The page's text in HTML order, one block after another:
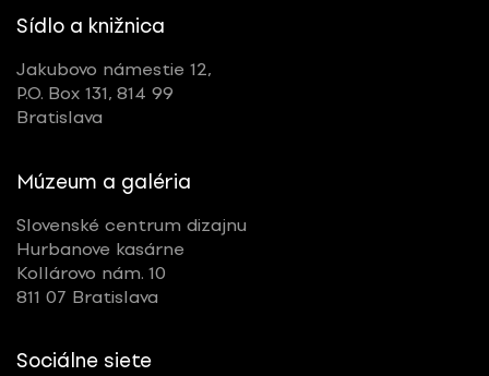
Sídlo a knižnica
Jakubovo námestie 12,
P.O. Box 131, 814 99
Bratislava
Múzeum a galéria
Slovenské centrum dizajnu
Hurbanove kasárne
Kollárovo nám. 10
811 07 Bratislava
Sociálne siete